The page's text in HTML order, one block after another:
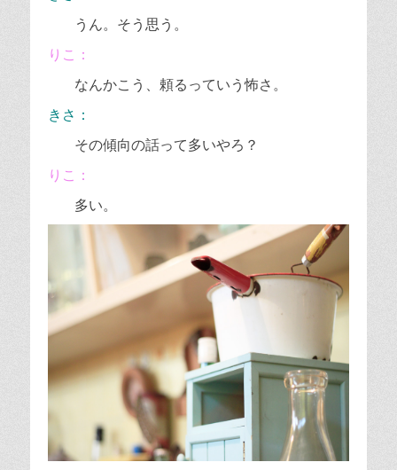
うん。そう思う。
りこ：
なんかこう、頼るっていう怖さ。
きさ：
その傾向の話って多いやろ？
りこ：
多い。